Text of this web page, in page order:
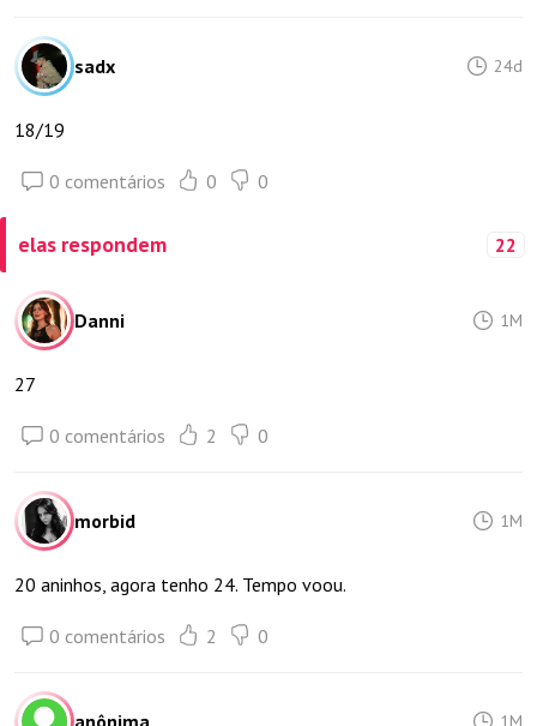
sadx 24d
18/19
0 comentários 0 0
elas respondem 22
Danni 1M
27
0 comentários 2 0
morbid 1M
20 aninhos, agora tenho 24. Tempo voou.
0 comentários 2 0
anônima 1M